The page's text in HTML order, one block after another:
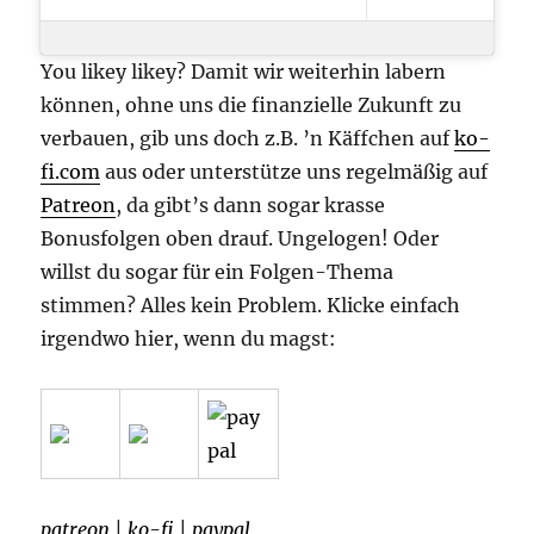
You likey likey? Damit wir weiterhin labern
können, ohne uns die finanzielle Zukunft zu
verbauen, gib uns doch z.B. ’n Käffchen aufko-
fi.com aus oder unterstütze uns regelmäßig auf
Patreon , da gibt’s dann sogar krasse
Bonusfolgen oben drauf. Ungelogen! Oder
willst du sogar für ein Folgen-Thema
stimmen? Alles kein Problem. Klicke einfach
irgendwo hier, wenn du magst:
patreon ko-fi paypal